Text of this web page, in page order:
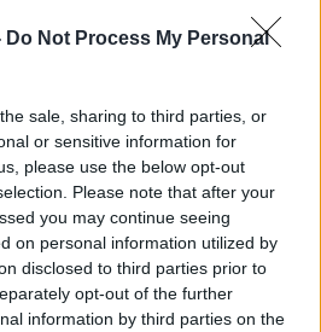
Do Not Process My Personal
sale, sharing to third parties, or
or sensitive information for
please use the below opt-out
Please note that after your
you may continue seeing
on personal information utilized by
disclosed to third parties prior to
opt-out of the further
information by third parties on the
díját nyerte el, a beszéde